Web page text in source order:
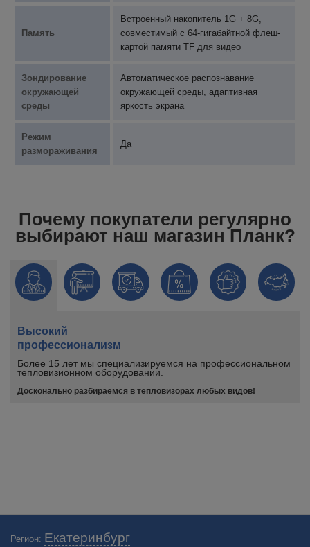
Память
Встроенный накопитель 1G + 8G,
совместимый с 64-гигабайтной флеш-
картой памяти TF для видео
Зондирование
окружающей
среды
Автоматическое распознавание
окружающей среды, адаптивная
яркость экрана
Режим
размораживания
Да
Почему покупатели регулярно
выбирают наш магазин Планк?
Высокий
профессионализм
Более 15 лет мы специализируемся на профессиональном
тепловизионном оборудовании.
Досконально разбираемся в тепловизорах любых видов!
Регион: Екатеринбург